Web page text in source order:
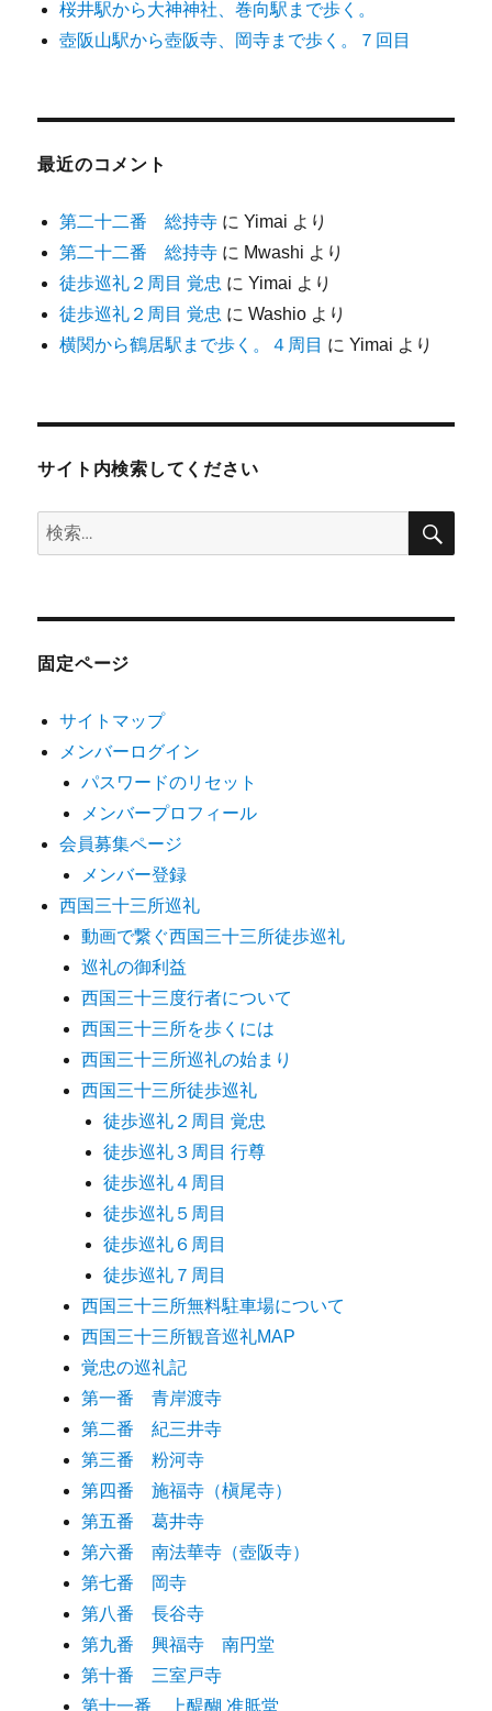
桜井駅から大神神社、巻向駅まで歩く。
壺阪山駅から壺阪寺、岡寺まで歩く。７回目
最近のコメント
第二十二番 総持寺 にYimai より
第二十二番 総持寺 に Mwashi より
徒歩巡礼２周目 覚忠 にYimai より
徒歩巡礼２周目 覚忠 にWashio より
横関から鶴居駅まで歩く。４周目 にYimai より
サイト内検索してください
検
索:
検
固定ページ
サイトマップ
メンバーログイン
パスワードのリセット
メンバープロフィール
会員募集ページ
メンバー登録
西国三十三所巡礼
動画で繋ぐ西国三十三所徒歩巡礼
巡礼の御利益
西国三十三度行者について
西国三十三所を歩くには
西国三十三所巡礼の始まり
西国三十三所徒歩巡礼
徒歩巡礼２周目 覚忠
徒歩巡礼３周目 行尊
徒歩巡礼４周目
徒歩巡礼５周目
徒歩巡礼６周目
徒歩巡礼７周目
西国三十三所無料駐車場について
西国三十三所観音巡礼MAP
覚忠の巡礼記
第一番 青岸渡寺
第二番 紀三井寺
第三番 粉河寺
第四番 施福寺（槇尾寺）
第五番 葛井寺
第六番 南法華寺（壺阪寺）
第七番 岡寺
第八番 長谷寺
第九番 興福寺 南円堂
第十番 三室戸寺
第十一番 上醍醐 准胝堂